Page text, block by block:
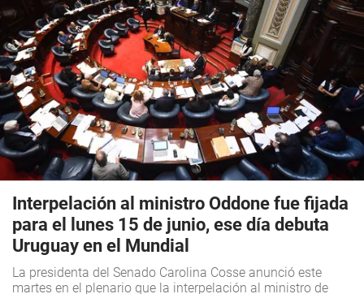
Interpelación al ministro Oddone fue fijada
para el lunes 15 de junio, ese día debuta
Uruguay en el Mundial
La presidenta del Senado Carolina Cosse anunció este
martes en el plenario que la interpelación al ministro de